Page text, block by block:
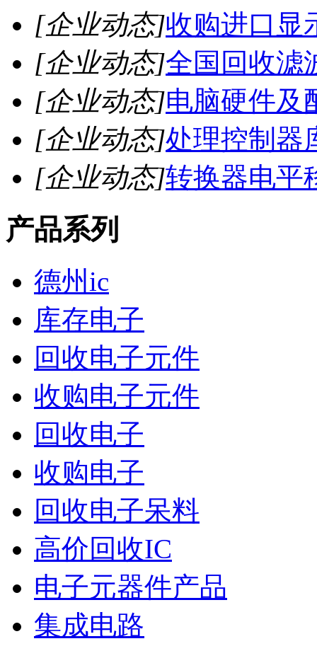
[企业动态]收购进口显
[企业动态]全国回收滤
[企业动态]电脑硬件及
[企业动态]处理控制器
[企业动态]转换器电平
产品系列
德州ic
库存电子
回收电子元件
收购电子元件
回收电子
收购电子
回收电子呆料
高价回收IC
电子元器件产品
集成电路